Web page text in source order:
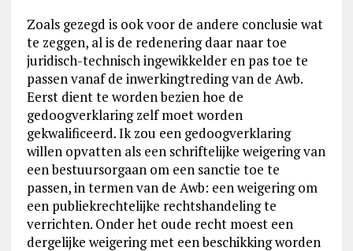
Zoals gezegd is ook voor de andere conclusie wat
te zeggen, al is de redenering daar naar toe
juridisch-technisch ingewikkelder en pas toe te
passen vanaf de inwerkingtreding van de Awb.
Eerst dient te worden bezien hoe de
gedoogverklaring zelf moet worden
gekwalificeerd. Ik zou een gedoogverklaring
willen opvatten als een schriftelijke weigering van
een bestuursorgaan om een sanctie toe te
passen, in termen van de Awb: een weigering om
een publiekrechtelijke rechtshandeling te
verrichten. Onder het oude recht moest een
dergelijke weigering met een beschikking worden